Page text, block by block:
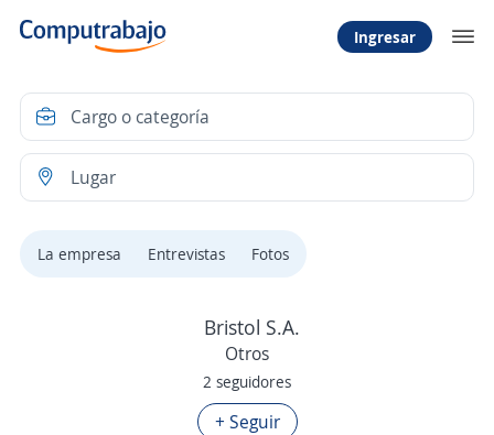
Ingresar
La empresa Entrevistas Fotos
Bristol S.A.
Otros
2 seguidores
+ Seguir